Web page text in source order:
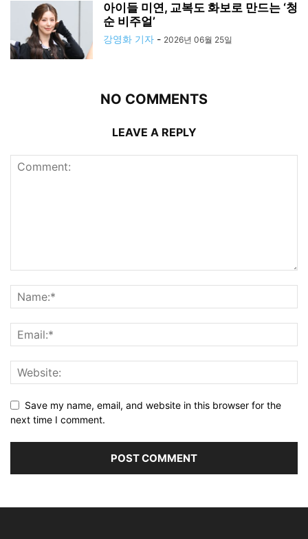
아이들 미연, 교복도 화보로 만드는 ‘청
순 비주얼’
강영화 기자 - 2026년 06월 25일
NO COMMENTS
LEAVE A REPLY
Save my name, email, and website in this browser for the
next time I comment.